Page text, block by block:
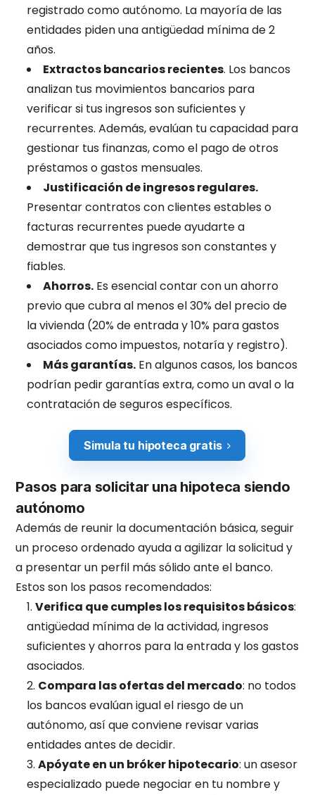
registrado como autónomo. La mayoría de las
entidades piden una antigüedad mínima de 2
años.
Extractos bancarios recientes. Los bancos
analizan tus movimientos bancarios para
verificar si tus ingresos son suficientes y
recurrentes. Además, evalúan tu capacidad para
gestionar tus finanzas, como el pago de otros
préstamos o gastos mensuales.
Justificación de ingresos regulares.
Presentar contratos con clientes estables o
facturas recurrentes puede ayudarte a
demostrar que tus ingresos son constantes y
fiables.
Ahorros. Es esencial contar con un ahorro
previo que cubra al menos el 30% del precio de
la vivienda (20% de entrada y 10% para gastos
asociados como impuestos, notaría y registro).
Más garantías. En algunos casos, los bancos
podrían pedir garantías extra, como un aval o la
contratación de seguros específicos.
Simula tu hipoteca gratis
Pasos para solicitar una hipoteca siendo
autónomo
Además de reunir la documentación básica, seguir
un proceso ordenado ayuda a agilizar la solicitud y
a presentar un perfil más sólido ante el banco.
Estos son los pasos recomendados:
Verifica que cumples los requisitos básicos:
antigüedad mínima de la actividad, ingresos
suficientes y ahorros para la entrada y los gastos
asociados.
Compara las ofertas del mercado: no todos
los bancos evalúan igual el riesgo de un
autónomo, así que conviene revisar varias
entidades antes de decidir.
Apóyate en un bróker hipotecario: un asesor
especializado puede negociar en tu nombre y